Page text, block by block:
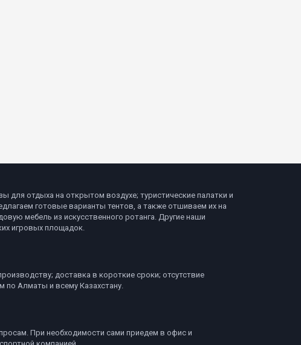
для отдыха на открытом воздухе; туристические палатки и
готовые варианты тентов, а также отшиваем их на
мебель из искусственного ротанга. Другие наши
игровых площадок.
доставка в короткие сроки; отсутствие
по Алматы и всему Казахстану.
При необходимости сами приедем в офис и